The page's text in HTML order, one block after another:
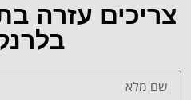
צריכים עזרה